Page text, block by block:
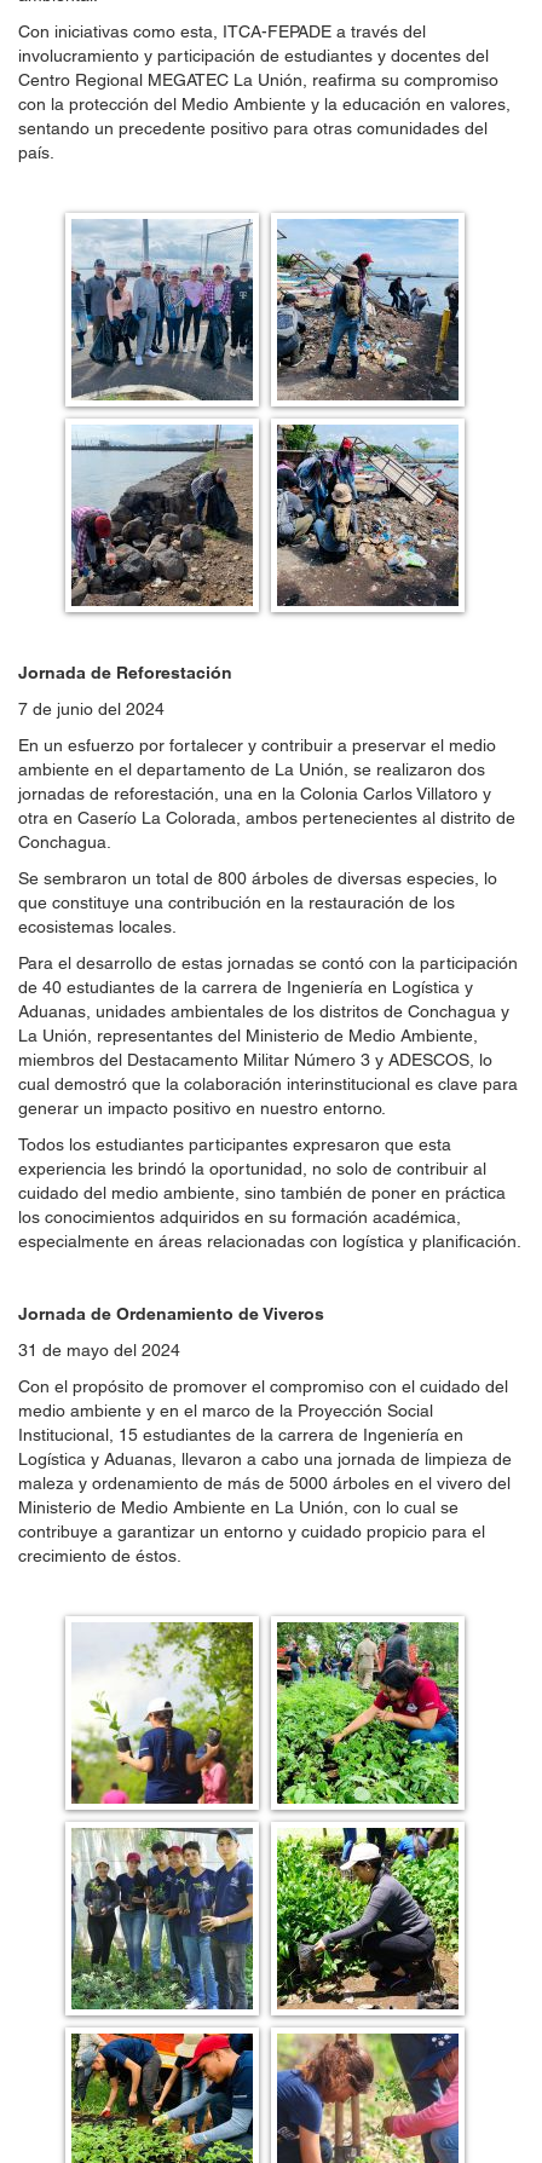
Con iniciativas como esta, ITCA-FEPADE a través del
involucramiento y participación de estudiantes y docentes del
Centro Regional MEGATEC La Unión, reafirma su compromiso
con la protección del Medio Ambiente y la educación en valores,
sentando un precedente positivo para otras comunidades del
país.
Jornada de Reforestación
7 de junio del 2024
En un esfuerzo por fortalecer y contribuir a preservar el medio
ambiente en el departamento de La Unión, se realizaron dos
jornadas de reforestación, una en la Colonia Carlos Villatoro y
otra en Caserío La Colorada, ambos pertenecientes al distrito de
Conchagua.
Se sembraron un total de 800 árboles de diversas especies, lo
que constituye una contribución en la restauración de los
ecosistemas locales.
Para el desarrollo de estas jornadas se contó con la participación
de 40 estudiantes de la carrera de Ingeniería en Logística y
Aduanas, unidades ambientales de los distritos de Conchagua y
La Unión, representantes del Ministerio de Medio Ambiente,
miembros del Destacamento Militar Número 3 y ADESCOS, lo
cual demostró que la colaboración interinstitucional es clave para
generar un impacto positivo en nuestro entorno.
Todos los estudiantes participantes expresaron que esta
experiencia les brindó la oportunidad, no solo de contribuir al
cuidado del medio ambiente, sino también de poner en práctica
los conocimientos adquiridos en su formación académica,
especialmente en áreas relacionadas con logística y planificación.
Jornada de Ordenamiento de Viveros
31 de mayo del 2024
Con el propósito de promover el compromiso con el cuidado del
medio ambiente y en el marco de la Proyección Social
Institucional, 15 estudiantes de la carrera de Ingeniería en
Logística y Aduanas, llevaron a cabo una jornada de limpieza de
maleza y ordenamiento de más de 5000 árboles en el vivero del
Ministerio de Medio Ambiente en La Unión, con lo cual se
contribuye a garantizar un entorno y cuidado propicio para el
crecimiento de éstos